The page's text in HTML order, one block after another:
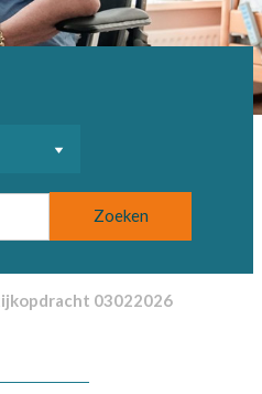
03022026